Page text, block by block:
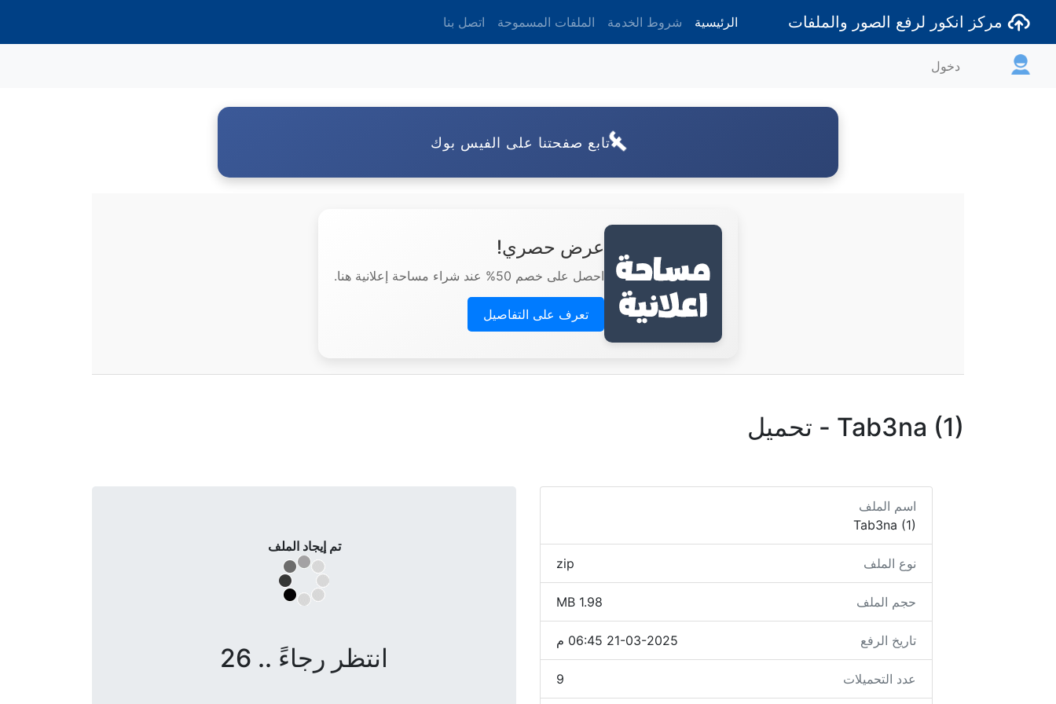
مركز انكور لرفع الصور والملفات الرئيسية شروط الخدمة الملفات المسموحة اتصل بنا
دخول
تابع صفحتنا على الفيس بوك
عرض حصري!
احصل على خصم 50% عند شراء مساحة إعلانية هنا.
تعرف على التفاصيل
Tab3na (1) - تحميل
اسم الملف
Tab3na (1)
نوع الملف zip
حجم الملف 1.98 MB
تاريخ الرفع 21-03-2025 06:45 م
عدد التحميلات 9
تم إيجاد الملف
انتظر رجاءً .. 26